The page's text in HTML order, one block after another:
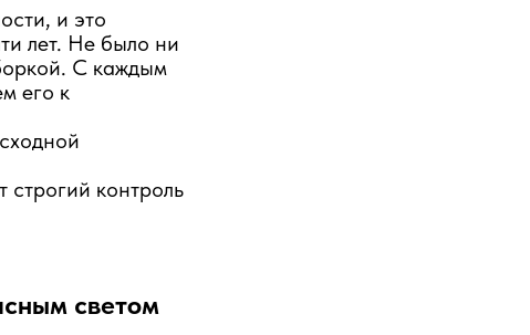
и это
лет. Не было ни
С каждым
его к
контроль
светом